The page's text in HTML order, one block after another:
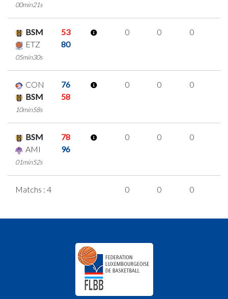
00min21s
BSM
53
ETZ
80
05min30s
0 0 0
CON
76
BSM
58
10min58s
0 0 0
BSM
78
AMI
96
01min52s
0 0 0
Matchs : 4 0 0 0